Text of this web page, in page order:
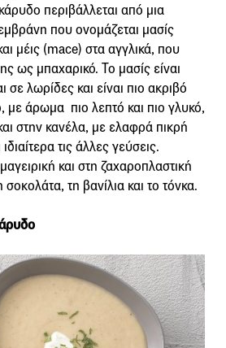
περιβάλλεται από μια
που ονομάζεται μασίς
μέις (mace) στα αγγλικά, που
ως μπαχαρικό. Το μασίς είναι
σε λωρίδες και είναι πιο ακριβό
άρωμα πιο λεπτό και πιο γλυκό,
στην κανέλα, με ελαφρά πικρή
τις άλλες γεύσεις.
και στη ζαχαροπλαστική
σοκολάτα, τη βανίλια και το τόνκα.